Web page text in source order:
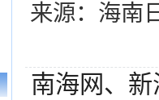
来源：海南
南海网、